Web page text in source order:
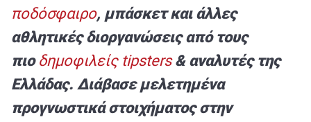
ποδόσφαιρο, μπάσκετ και άλλες
αθλητικές διοργανώσεις από τους
πιο δημοφιλείς tipsters & αναλυτές της
Ελλάδας. Διάβασε μελετημένα
προγνωστικά στοιχήματος στην